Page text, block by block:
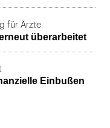
für Ärzte
überarbeitet
Einbußen